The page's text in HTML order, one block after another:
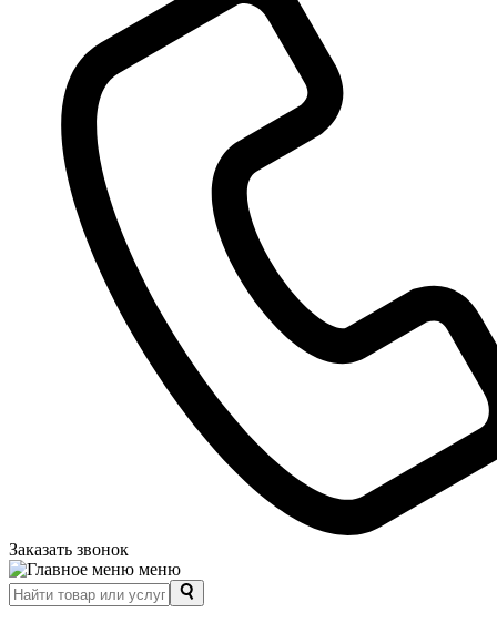
Заказать звонок
меню